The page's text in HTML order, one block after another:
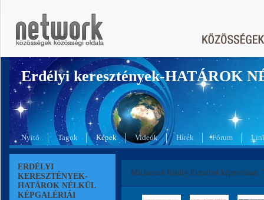
Erdélyi keresztények-HATÁROK
Nyitó Tagok Képek Videók Hírek Fórum
ERDÉLYI
KERESZTÉNYEK-
HATÁROK NÉLKÜL
KÉPGALÉRIÁI
Miclausné Király Erzsébet